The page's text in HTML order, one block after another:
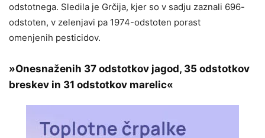
odstotnega. Sledila je Grčija, kjer so v sadju zaznali 696-
odstoten, v zelenjavi pa 1974-odstoten porast
omenjenih pesticidov.
»Onesnaženih 37 odstotkov jagod, 35 odstotkov
breskev in 31 odstotkov marelic«